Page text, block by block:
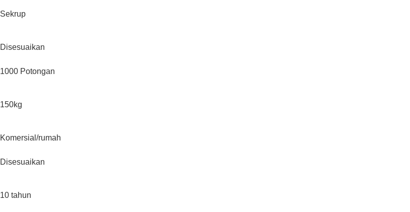
Sekrup
Disesuaikan
1000 Potongan
150kg
Komersial/rumah
Disesuaikan
10 tahun